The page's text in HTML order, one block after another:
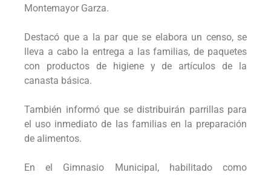
Montemayor Garza.
Destacó que a la par que se elabora un censo, se
lleva a cabo la entrega a las familias, de paquetes
con productos de higiene y de artículos de la
canasta básica.
También informó que se distribuirán parrillas para
el uso inmediato de las familias en la preparación
de alimentos.
En el Gimnasio Municipal, habilitado como